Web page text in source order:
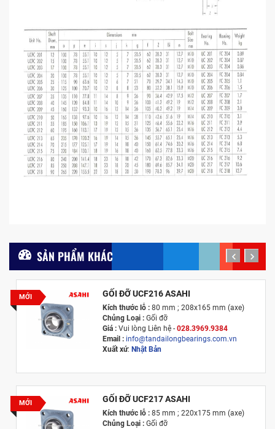
SẢN PHẨM KHÁC
MỚI GỐI ĐỠ UCF216 ASAHI
Kích thước lỗ : 80 mm ; 208x165 mm (axe)
Chủng Loại : Gối đỡ
Giá :Vui lòng Liên hệ - 028.3969.9384
Email : info@tandailongbearings.com.vn
Xuất xứ: Nhật Bản
MỚI GỐI ĐỠ UCF217 ASAHI
Kích thước lỗ : 85 mm ; 220x175 mm (axe)
Chủng Loại : Gối đỡ
prev next